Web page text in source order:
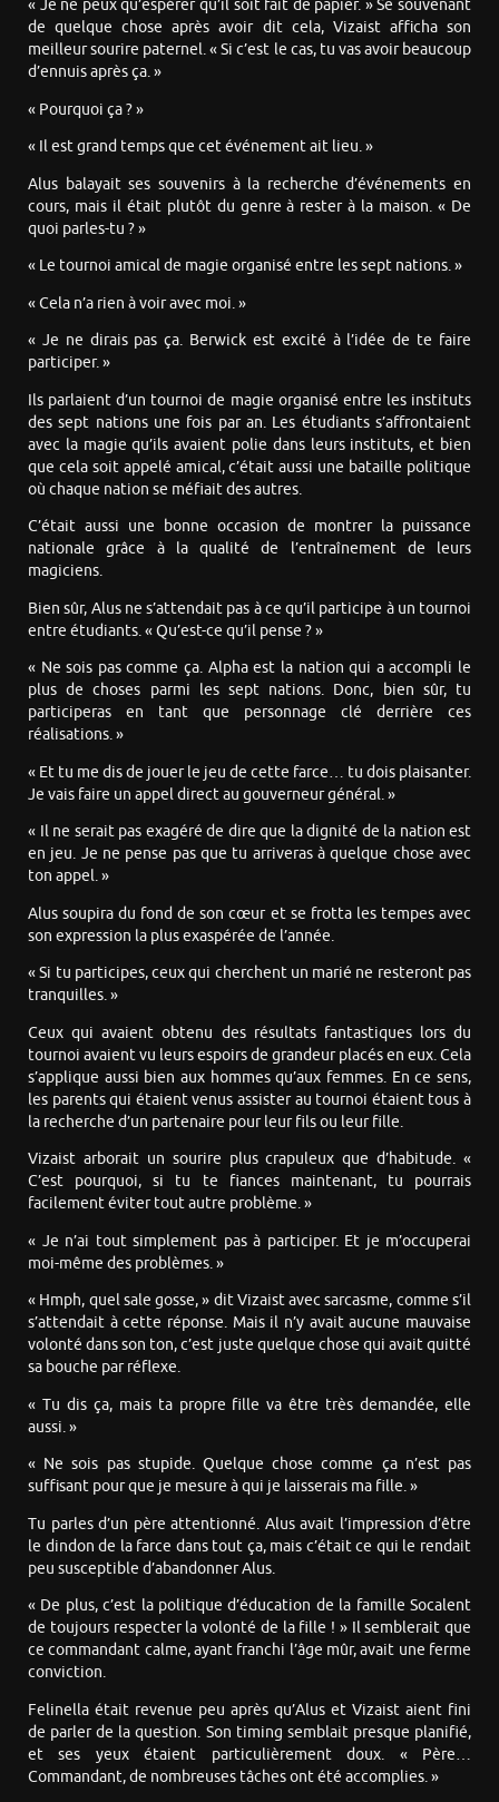
« Je ne peux qu’espérer qu’il soit fait de papier. » Se souvenant
de quelque chose après avoir dit cela, Vizaist afficha son
meilleur sourire paternel. « Si c’est le cas, tu vas avoir beaucoup
d’ennuis après ça. »
« Pourquoi ça ? »
« Il est grand temps que cet événement ait lieu. »
Alus balayait ses souvenirs à la recherche d’événements en
cours, mais il était plutôt du genre à rester à la maison. « De
quoi parles-tu ? »
« Le tournoi amical de magie organisé entre les sept nations. »
« Cela n’a rien à voir avec moi. »
« Je ne dirais pas ça. Berwick est excité à l’idée de te faire
participer. »
Ils parlaient d’un tournoi de magie organisé entre les instituts
des sept nations une fois par an. Les étudiants s’affrontaient
avec la magie qu’ils avaient polie dans leurs instituts, et bien
que cela soit appelé amical, c’était aussi une bataille politique
où chaque nation se méfiait des autres.
C’était aussi une bonne occasion de montrer la puissance
nationale grâce à la qualité de l’entraînement de leurs
magiciens.
Bien sûr, Alus ne s’attendait pas à ce qu’il participe à un tournoi
entre étudiants. « Qu’est-ce qu’il pense ? »
« Ne sois pas comme ça. Alpha est la nation qui a accompli le
plus de choses parmi les sept nations. Donc, bien sûr, tu
participeras en tant que personnage clé derrière ces
réalisations. »
« Et tu me dis de jouer le jeu de cette farce… tu dois plaisanter.
Je vais faire un appel direct au gouverneur général. »
« Il ne serait pas exagéré de dire que la dignité de la nation est
en jeu. Je ne pense pas que tu arriveras à quelque chose avec
ton appel. »
Alus soupira du fond de son cœur et se frotta les tempes avec
son expression la plus exaspérée de l’année.
« Si tu participes, ceux qui cherchent un marié ne resteront pas
tranquilles. »
Ceux qui avaient obtenu des résultats fantastiques lors du
tournoi avaient vu leurs espoirs de grandeur placés en eux. Cela
s’applique aussi bien aux hommes qu’aux femmes. En ce sens,
les parents qui étaient venus assister au tournoi étaient tous à
la recherche d’un partenaire pour leur fils ou leur fille.
Vizaist arborait un sourire plus crapuleux que d’habitude. «
C’est pourquoi, si tu te fiances maintenant, tu pourrais
facilement éviter tout autre problème. »
« Je n’ai tout simplement pas à participer. Et je m’occuperai
moi-même des problèmes. »
« Hmph, quel sale gosse, » dit Vizaist avec sarcasme, comme s’il
s’attendait à cette réponse. Mais il n’y avait aucune mauvaise
volonté dans son ton, c’est juste quelque chose qui avait quitté
sa bouche par réflexe.
« Tu dis ça, mais ta propre fille va être très demandée, elle
aussi. »
« Ne sois pas stupide. Quelque chose comme ça n’est pas
suffisant pour que je mesure à qui je laisserais ma fille. »
Tu parles d’un père attentionné. Alus avait l’impression d’être
le dindon de la farce dans tout ça, mais c’était ce qui le rendait
peu susceptible d’abandonner Alus.
« De plus, c’est la politique d’éducation de la famille Socalent
de toujours respecter la volonté de la fille ! » Il semblerait que
ce commandant calme, ayant franchi l’âge mûr, avait une ferme
conviction.
Felinella était revenue peu après qu’Alus et Vizaist aient fini
de parler de la question. Son timing semblait presque planifié,
et ses yeux étaient particulièrement doux. « Père…
Commandant, de nombreuses tâches ont été accomplies. »